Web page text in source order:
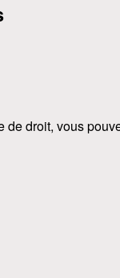
de droit, vous